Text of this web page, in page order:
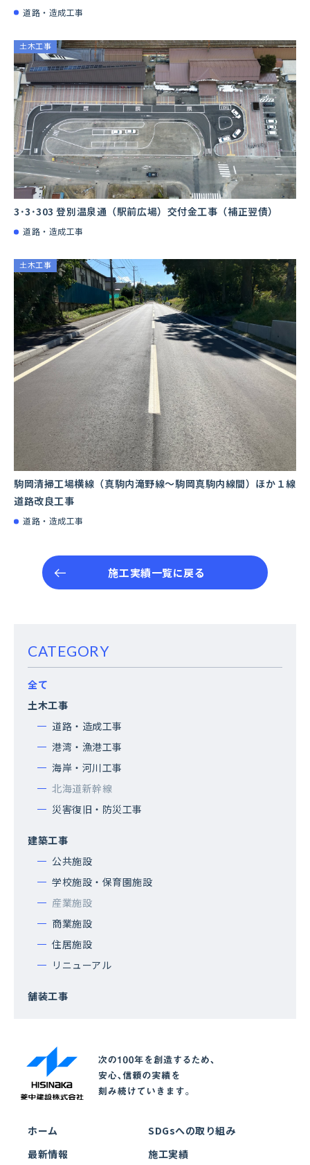
道路・造成工事
土木工事
3･3･303 登別温泉通（駅前広場）交付金工事（補正翌債）
道路・造成工事
土木工事
駒岡清掃工場横線（真駒内滝野線～駒岡真駒内線間）ほか１線
道路改良工事
道路・造成工事
施工実績一覧に戻る
CATEGORY
全て
土木工事
道路・造成工事
港湾・漁港工事
海岸・河川工事
北海道新幹線
災害復旧・防災工事
建築工事
公共施設
学校施設・保育園施設
産業施設
商業施設
住居施設
リニューアル
舗装工事
ホーム
最新情報
SDGsへの取り組み
施工実績